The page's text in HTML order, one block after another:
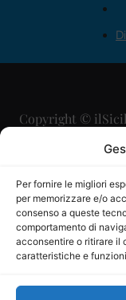
Per fornire le migliori
per memorizzare e/o
consenso a queste
comportamento di
acconsentire o ritirare il
caratteristiche e
Copyright ©
Direttore
Direttore